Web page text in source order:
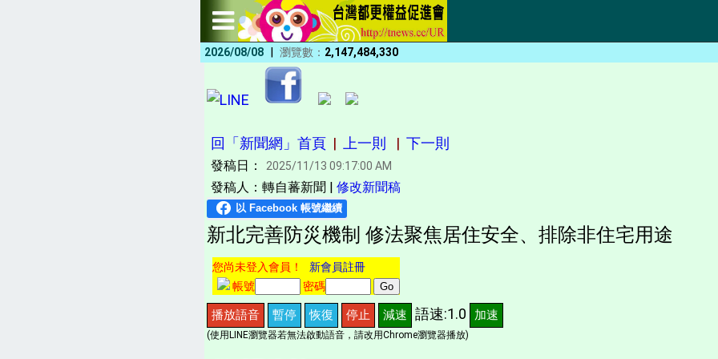
2026/08/08 | 瀏覽數： 2,147,484,330
回「新聞網」首頁 | 上一則 | 下一則
發稿日： 2025/11/13 09:17:00 AM
發稿人：轉自蕃新聞 | 修改新聞稿
新北完善防災機制 修法聚焦居住安全、排除非住宅用途
您尚未登入會員！ 新會員註冊
帳號
密碼
播放語音 暫停 恢復 停止 減速 語速:1.0 加速
(使用LINE瀏覽器若無法啟動語音，請改用Chrome瀏覽器播放)